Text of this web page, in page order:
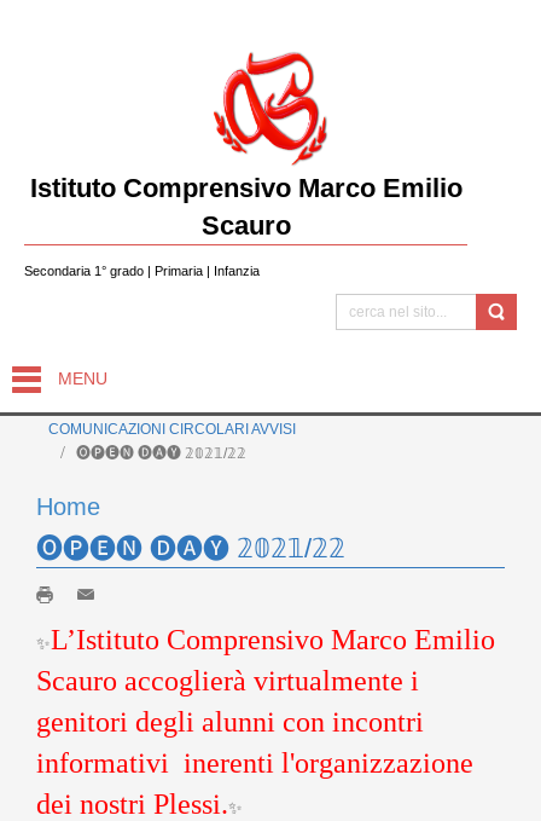
Istituto Comprensivo Marco Emilio
Scauro
Secondaria 1° grado | Primaria | Infanzia
MENU
COMUNICAZIONI CIRCOLARI AVVISI
🅞🅟🅔🅝 🅓🅐🅨 𝟚𝟘𝟚𝟙/𝟚𝟚
Home
🅞🅟🅔🅝 🅓🅐🅨 𝟚𝟘𝟚𝟙/𝟚𝟚
✨L’Istituto Comprensivo Marco Emilio
Scauro accoglierà virtualmente i
genitori degli alunni con incontri
informativi inerenti l'organizzazione
dei nostri Plessi.✨